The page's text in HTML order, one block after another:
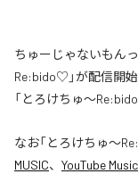
ちゅーじゃないもん
Re:bido♡」が配信開
「とろけちゅ〜
なお「とろけちゅ〜
MUSIC、 YouTube Music